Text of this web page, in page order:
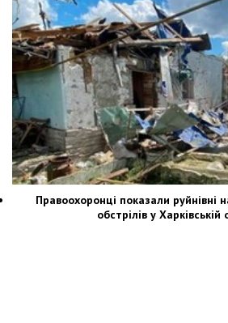
Правоохоронці показали руйнівні
обстрілів у Харківській